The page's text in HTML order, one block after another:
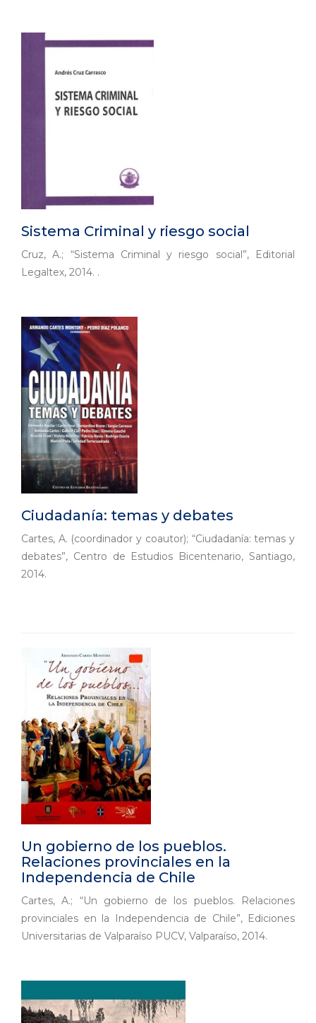
Sistema Criminal y riesgo social
Cruz, A.; “Sistema Criminal y riesgo social”, Editorial
Legaltex, 2014. .
Ciudadanía: temas y debates
Cartes, A. (coordinador y coautor); “Ciudadanía: temas y
debates”, Centro de Estudios Bicentenario, Santiago,
2014.
Un gobierno de los pueblos.
Relaciones provinciales en la
Independencia de Chile
Cartes, A.; “Un gobierno de los pueblos. Relaciones
provinciales en la Independencia de Chile”, Ediciones
Universitarias de Valparaíso PUCV, Valparaíso, 2014.